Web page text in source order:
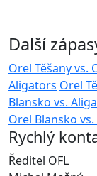
Další
Orel Těšany vs.
Aligators Orel
Blansko vs.
Orel Blansko
Rychlý
Ředitel OFL